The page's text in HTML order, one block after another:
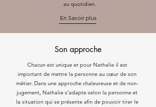
au quotidien.
En Savoir plus
Son approche
Chacun est unique et pour Nathalie il est
important de mettre la personne au cœur de son
métier. Dans une approche chaleureuse et de non-
jugement, Nathalie s’adapte selon la personne et
la situation qui se présente afin de pouvoir tirer le